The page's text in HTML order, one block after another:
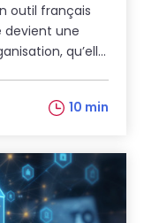
outil français
devient une
qu’ell...
10 min